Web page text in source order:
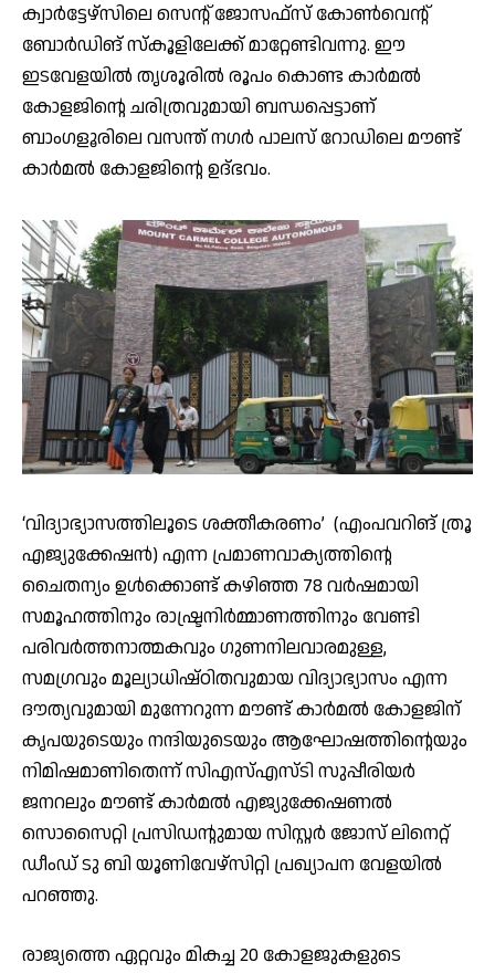
ക്വാര്‍ട്ടേഴ്സിലെ സെന്റ് ജോസഫ്സ് കോണ്‍വെന്റ്
ബോര്‍ഡിങ് സ്‌കൂളിലേക്ക് മാറ്റേണ്ടിവന്നു. ഈ
ഇടവേളയില്‍ തൃശൂരില്‍ രൂപം കൊണ്ട കാര്‍മല്‍
കോളജിന്റെ ചരിത്രവുമായി ബന്ധപ്പെട്ടാണ്
ബാംഗളൂരിലെ വസന്ത് നഗര്‍ പാലസ് റോഡിലെ മൗണ്ട്
കാര്‍മല്‍ കോളജിന്റെ ഉദ്ഭവം.
‘വിദ്യാഭ്യാസത്തിലൂടെ ശക്തീകരണം’ (എംപവറിങ് ത്രൂ
എജ്യുക്കേഷന്‍) എന്ന പ്രമാണവാക്യത്തിന്റെ
ചൈതന്യം ഉള്‍ക്കൊണ്ട് കഴിഞ്ഞ 78 വര്‍ഷമായി
സമൂഹത്തിനും രാഷ്ട്രനിര്‍മ്മാണത്തിനും വേണ്ടി
പരിവര്‍ത്തനാത്മകവും ഗുണനിലവാരമുള്ള,
സമഗ്രവും മൂല്യാധിഷ്ഠിതവുമായ വിദ്യാഭ്യാസം എന്ന
ദൗത്യവുമായി മുന്നേറുന്ന മൗണ്ട് കാര്‍മല്‍ കോളജിന്
കൃപയുടെയും നന്ദിയുടെയും ആഘോഷത്തിന്റെയും
നിമിഷമാണിതെന്ന് സിഎസ്എസ്ടി സുപ്പീരിയര്‍
ജനറലും മൗണ്ട് കാര്‍മല്‍ എജ്യുക്കേഷണല്‍
സൊസൈറ്റി പ്രസിഡന്റുമായ സിസ്റ്റര്‍ ജോസ് ലിനെറ്റ്
ഡീംഡ് ടു ബി യൂണിവേഴ്സിറ്റി പ്രഖ്യാപന വേളയില്‍
പറഞ്ഞു.
രാജ്യത്തെ ഏറ്റവും മികച്ച 20 കോളജുകളുടെ